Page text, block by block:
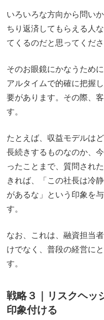
いろいろな方向から問い
ちり返済してもらえる人
てくるのだと思ってくださ
そのお眼鏡にかなうため
アルタイムで的確に把握
要があります。その際、
す。
たとえば、収益モデルは
長続きするものなのか、
ったことまで、質問され
きれば、「この社長は冷
があるな」という印象を
す。
なお、これは、融資担当
けでなく、普段の経営に
す。
戦略３｜リスクヘッ
印象付ける